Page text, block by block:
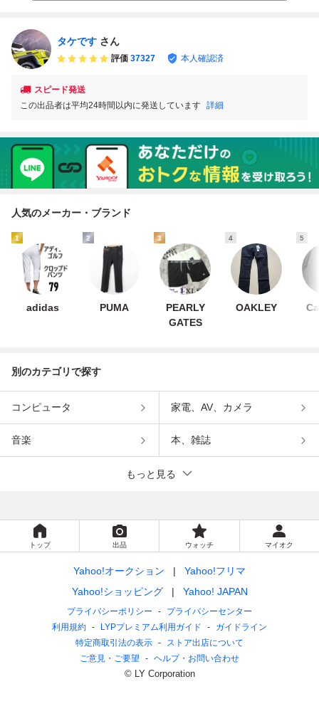
タケです さん
評価 37327 本人確認済
スピード発送
この出品者は平均24時間以内に発送しています 詳細
人気のメーカー・ブランド
1
adidas
2
PUMA
3
PEARLY
GATES
4
OAKLEY
5
別のカテゴリで探す
コンピュータ 家電、AV、カメラ
音楽 本、雑誌
もっと見る
トップ 出品 ウォッチ マイオク
Yahoo!オークション
Yahoo!フリマ
Yahoo!ショッピング
Yahoo! JAPAN
プライバシーポリシー
プライバシーセンター
利用規約
LYPプレミアム利用ガイド
ガイドライン
特定商取引法の表示
ストア出店について
ご意見・ご要望
ヘルプ・お問い合わせ
© LY Corporation